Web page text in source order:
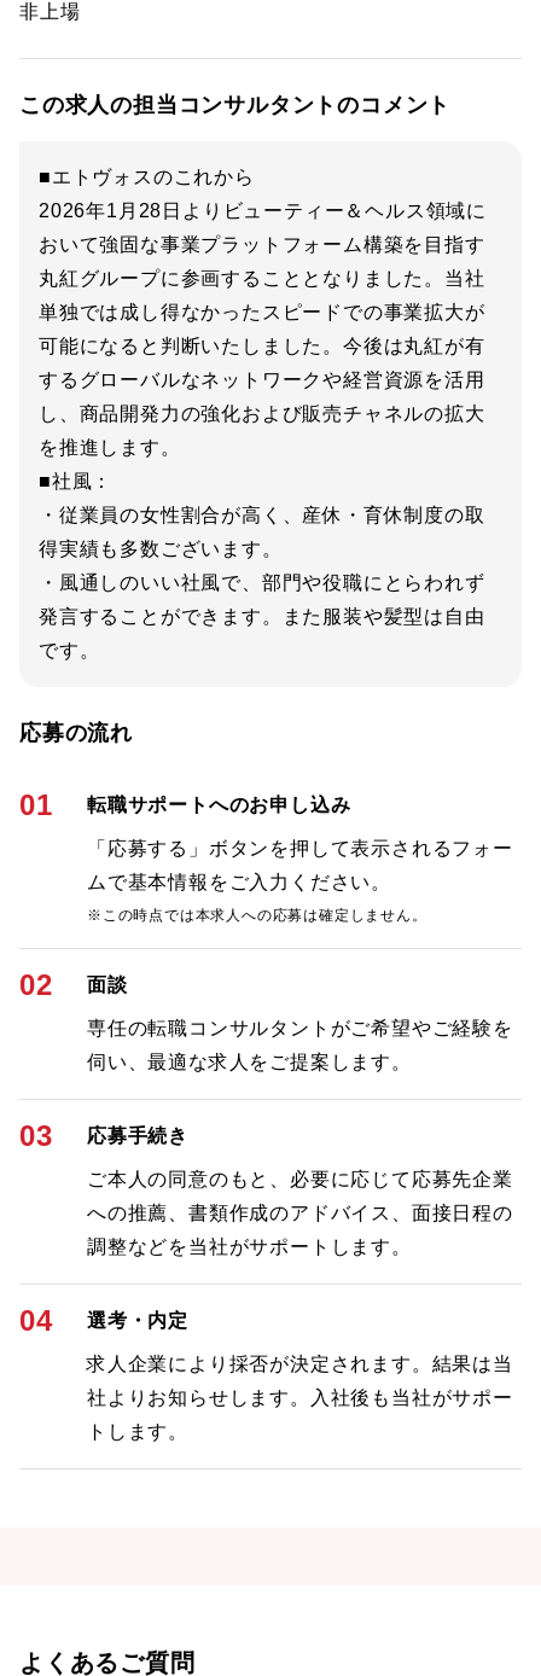
非上場
この求人の担当コンサルタントのコメント
■エトヴォスのこれから
2026年1月28日よりビューティー＆ヘルス領域に
おいて強固な事業プラットフォーム構築を目指す
丸紅グループに参画することとなりました。当社
単独では成し得なかったスピードでの事業拡大が
可能になると判断いたしました。今後は丸紅が有
するグローバルなネットワークや経営資源を活用
し、商品開発力の強化および販売チャネルの拡大
を推進します。
■社風：
・従業員の女性割合が高く、産休・育休制度の取
得実績も多数ございます。
・風通しのいい社風で、部門や役職にとらわれず
発言することができます。また服装や髪型は自由
です。
応募の流れ
01 転職サポートへのお申し込み
「応募する」ボタンを押して表示されるフォー
ムで基本情報をご入力ください。
※この時点では本求人への応募は確定しません。
02 面談
専任の転職コンサルタントがご希望やご経験を
伺い、最適な求人をご提案します。
03 応募手続き
ご本人の同意のもと、必要に応じて応募先企業
への推薦、書類作成のアドバイス、面接日程の
調整などを当社がサポートします。
04 選考・内定
求人企業により採否が決定されます。結果は当
社よりお知らせします。入社後も当社がサポー
トします。
よくあるご質問